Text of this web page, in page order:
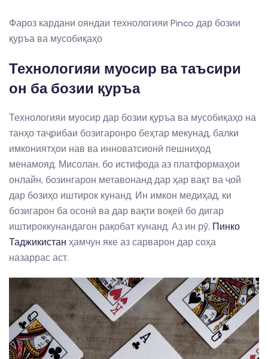
Фароз кардани ояндаи технологияи Pinco дар бозии
қуръа ва мусобиқаҳо
Технологияи муосир ва таъсири
он ба бозии қуръа
Технологияи муосир дар бозии қуръа ва мусобиқаҳо на
танҳо таҷрибаи бозигаронро беҳтар мекунад, балки
имкониятҳои нав ва инноватсионӣ пешниҳод
менамояд. Мисолан, бо истифода аз платформаҳои
онлайн, бозингарон метавонанд дар ҳар вақт ва ҷой
дар бозиҳо иштирок кунанд. Ин имкон медиҳад, ки
бозигарон ба осонӣ ва дар вақти воқеӣ бо дигар
иштироккунандагон рақобат кунанд. Аз ин рӯ, Пинко
Таджикистан ҳамчун яке аз сарварон дар соҳа
назаррас аст.